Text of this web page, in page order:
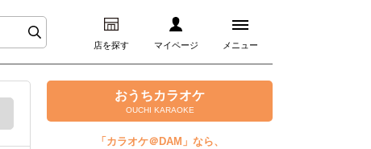
店を探す マイページ メニュー
ログイン
マイページ
おうちカラオケ
OUCHI KARAOKE
「カラオケ＠DAM」なら、